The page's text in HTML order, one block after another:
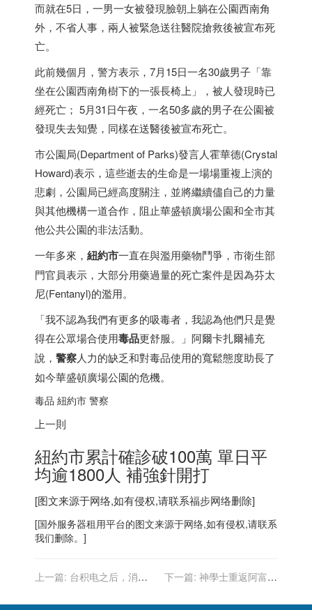
而就在5日，一男一女被發現臉朝上躺在公園西南角
外，不省人事，兩人被緊急送往醫院搶救後被宣布死
亡。
此前幾個月，警方表示，7月15日一名30歲男子「靠
坐在公園西南角樹下的一張長椅上」，被人發現時已
經死亡； 5月31日午夜，一名50多歲的男子在公園被
發現失去知覺，同樣在送醫後被宣布死亡。
市公園局(Department of Parks)發言人霍華德(Crystal
Howard)表示，這些逝去的生命是一場場重複上演的
悲劇，公園局已經高度關注，並將繼續儘自己的力量
與其他機構一道合作，阻止華盛頓廣場公園和全市其
他公共公園的非法活動。
一年多來， 紐約市一直在與濫用藥物鬥爭，市衛生部
門官員表示，大部分用藥過量的死亡案件是因為芬太
尼(Fentanyl)的濫用。
「我不認為我們有更多的吸毒者，我認為他們只是覺
得在公眾場合使用毒品更舒服。」阿爾卡扎爾補充
說， 警察人力的缺乏和對毒品使用的寬鬆態度助長了
如今華盛頓廣場公園的危機。
毒品 紐約市 警察
上一則
紐約市累計確診破100萬 單日平
均逾1800人 補強針開打
[图文来源于网络,如有侵权,请联系福步网络删除]
[国外服务器租用平台的图文来源于网络,如有侵权,请联系
我们删除。]
上一篇: 台积电之后，消息
再涨价
下一篇: 神學士重返阿富汗